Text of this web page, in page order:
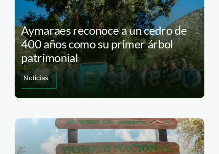
Aymaraes reconoce a un cedro de
400 años como su primer árbol
patrimonial
Noticias